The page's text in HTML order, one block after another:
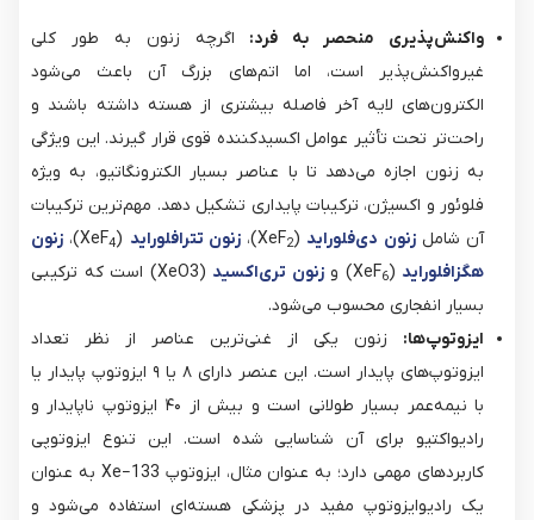
واکنش‌پذیری منحصر به فرد: اگرچه زنون به طور کلی
غیرواکنش‌پذیر است، اما اتم‌های بزرگ آن باعث می‌شود
الکترون‌های لایه آخر فاصله بیشتری از هسته داشته باشند و
راحت‌تر تحت تأثیر عوامل اکسیدکننده قوی قرار گیرند. این ویژگی
به زنون اجازه می‌دهد تا با عناصر بسیار الکترونگاتیو، به ویژه
فلوئور و اکسیژن، ترکیبات پایداری تشکیل دهد. مهم‌ترین ترکیبات
آن شاملزنون دی‌فلوراید (XeF
2 ​)،زنون تترافلوراید (XeF
4 ​)، زنون
هگزافلوراید (XeF
6 ​) وزنون تری‌اکسید
(XeO3​) است که ترکیبی
بسیار انفجاری محسوب می‌شود.
ایزوتوپ‌ها: زنون یکی از غنی‌ترین عناصر از نظر تعداد
ایزوتوپ‌های پایدار است. این عنصر دارای ۸ یا ۹ ایزوتوپ پایدار یا
با نیمه‌عمر بسیار طولانی است و بیش از ۴۰ ایزوتوپ ناپایدار و
رادیواکتیو برای آن شناسایی شده است. این تنوع ایزوتوپی
کاربردهای مهمی دارد؛ به عنوان مثال، ایزوتوپ Xe−133 به عنوان
یک رادیوایزوتوپ مفید در پزشکی هسته‌ای استفاده می‌شود و